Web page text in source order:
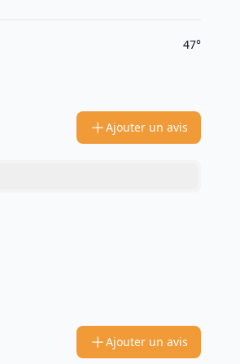
47°
Ajouter un avis
Ajouter un avis